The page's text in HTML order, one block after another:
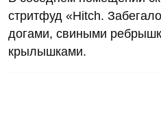
стритфуд «Hitch.
догами, свиными
крылышками.